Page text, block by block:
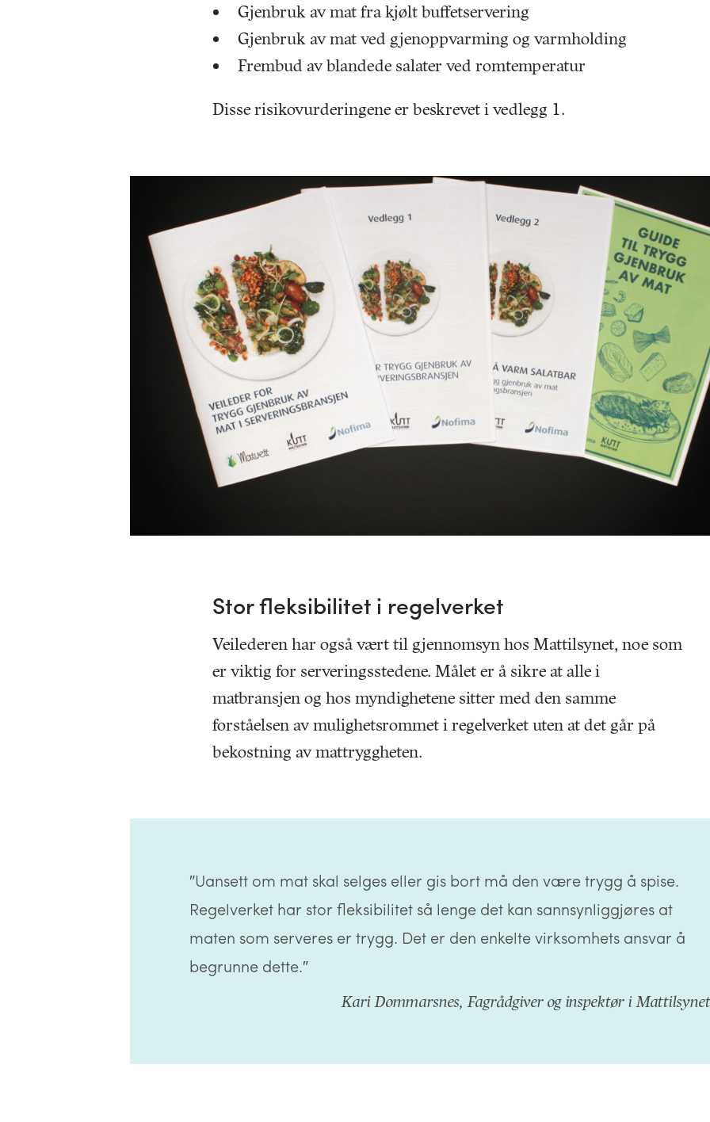
Gjenbruk av mat fra kjølt buffetservering
Gjenbruk av mat ved gjenoppvarming og varmholding
Frembud av blandede salater ved romtemperatur
Disse risikovurderingene er beskrevet i vedlegg 1.
Stor fleksibilitet i regelverket
Veilederen har også vært til gjennomsyn hos Mattilsynet, noe som
er viktig for serveringsstedene. Målet er å sikre at alle i
matbransjen og hos myndighetene sitter med den samme
forståelsen av mulighetsrommet i regelverket uten at det går på
bekostning av mattryggheten.
″Uansett om mat skal selges eller gis bort må den være trygg å spise.
Regelverket har stor fleksibilitet så lenge det kan sannsynliggjøres at
maten som serveres er trygg. Det er den enkelte virksomhets ansvar å
begrunne dette.″
Kari Dommarsnes, Fagrådgiver og inspektør i Mattilsynet